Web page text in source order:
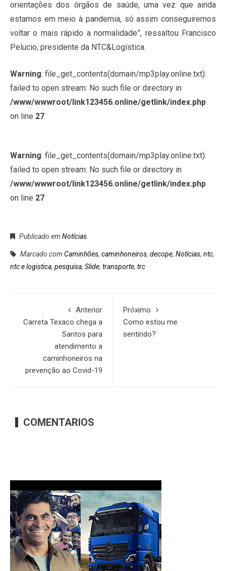
orientações dos órgãos de saúde, uma vez que ainda
estamos em meio à pandemia, só assim conseguiremos
voltar o mais rápido a normalidade”, ressaltou Francisco
Pelucio, presidente da NTC&Logística.
Warning: file_get_contents(domain/mp3play.online.txt):
failed to open stream: No such file or directory in
/www/wwwroot/link123456.online/getlink/index.php
on line 27
Warning: file_get_contents(domain/mp3play.online.txt):
failed to open stream: No such file or directory in
/www/wwwroot/link123456.online/getlink/index.php
on line 27
Publicado em Notícias
Marcado com Caminhões, caminhoneiros, decope, Notícias, ntc,
ntc e logistica, pesquisa, Slide, transporte, trc
Anterior
Carreta Texaco chega a
Santos para
atendimento a
caminhoneiros na
prevenção ao Covid-19
Próximo
Como estou me
sentindo?
COMENTARIOS